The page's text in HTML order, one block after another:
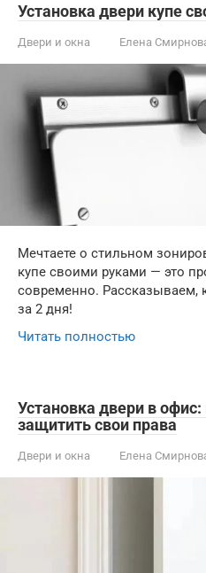
Установка двери купе
Двери и окна Елена
Мечтаете о стильном
купе своими руками — это
современно. Рассказываем,
за 2 дня!
Читать полностью
Установка двери в
защитить свои права
Двери и окна Елена